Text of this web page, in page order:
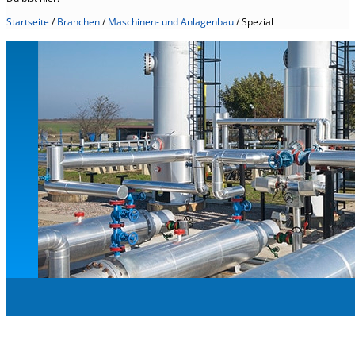
Startseite/Branchen/Maschinen- und Anlagenbau/Spezial